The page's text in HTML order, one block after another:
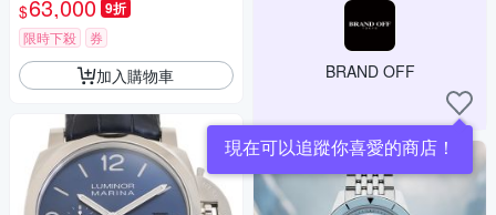
ND OFF】
$63,000 9折
限時下殺 券
加入購物車 BRAND OFF
現在可以追蹤你喜愛的商店！